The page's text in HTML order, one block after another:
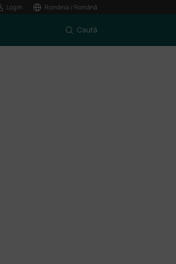
Log In România / Română
Caută